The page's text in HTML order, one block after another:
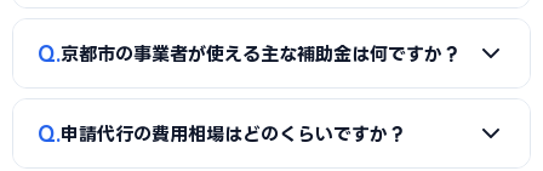
A
補助金は事業計画書の完成度で採択率が大きく変わりま
成、必要書類の整備、申請システム（電子申請）の操作、採
択後の実績報告まで一貫してサポートを受けられます。本業に
Q 京都市の事業者が使える主な補助金は何ですか？
A
国の「ものづくり補助金」「IT導入補助金」「小規模事
Q 申請代行の費用相場はどのくらいですか？